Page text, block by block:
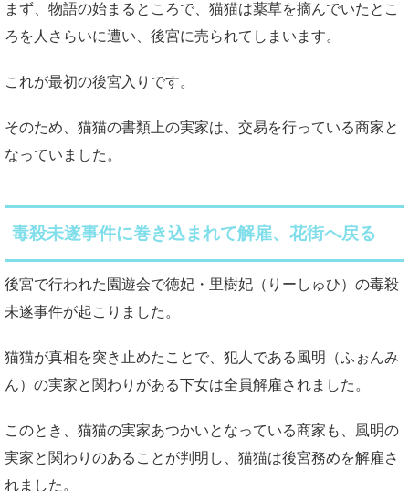
まず、物語の始まるところで、猫猫は薬草を摘んでいたとこ
ろを人さらいに遭い、後宮に売られてしまいます。
これが最初の後宮入りです。
そのため、猫猫の書類上の実家は、交易を行っている商家と
なっていました。
毒殺未遂事件に巻き込まれて解雇、花街へ戻る
後宮で行われた園遊会で徳妃・里樹妃（りーしゅひ）の毒殺
未遂事件が起こりました。
猫猫が真相を突き止めたことで、犯人である風明（ふぉんみ
ん）の実家と関わりがある下女は全員解雇されました。
このとき、猫猫の実家あつかいとなっている商家も、風明の
実家と関わりのあることが判明し、猫猫は後宮務めを解雇さ
れました。